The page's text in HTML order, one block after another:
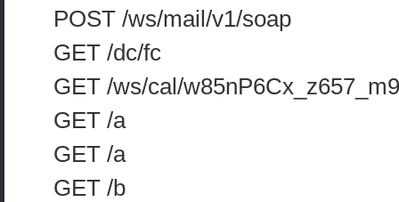
POST /ws/mail/v1/soap
GET /dc/fc
GET /ws/cal/
GET /a
GET /a
GET /b